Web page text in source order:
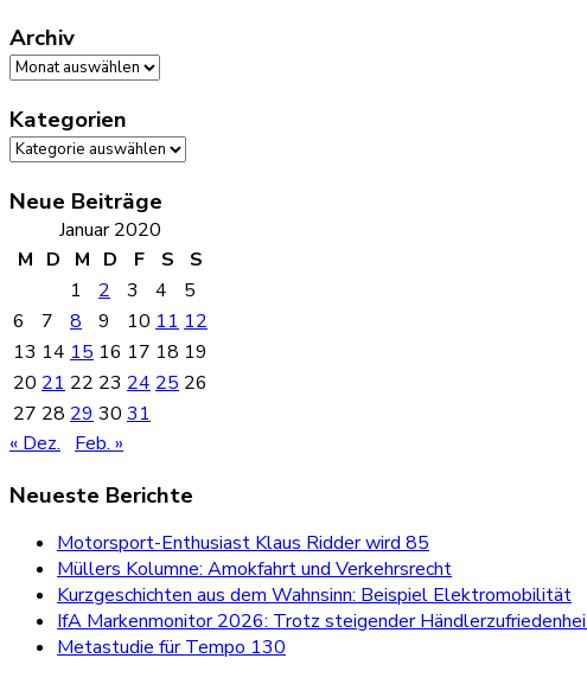
Archiv
Archiv
Kategorien
Kategorien
Neue Beiträge
Januar 2020
M D M D F S
S
1
2 3 4
5
6
7 8 9 10 11 12
13 14 15 16 17 18 19
20 21 22 23 24 25 26
27 28 29 30 31
« Dez.
Feb. »
Neueste Berichte
Motorsport-Enthusiast Klaus Ridder wird 85
Müllers Kolumne: Amokfahrt und Verkehrsrecht
Kurzgeschichten aus dem Wahnsinn: Beispiel Elektromobilität
IfA Markenmonitor 2026: Trotz steigender
Metastudie für Tempo 130